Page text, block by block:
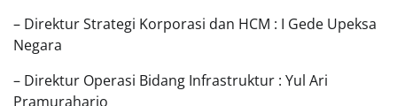
– Direktur Strategi Korporasi dan HCM : I Gede Upeksa
Negara
– Direktur Operasi Bidang Infrastruktur : Yul Ari
Pramuraharjo